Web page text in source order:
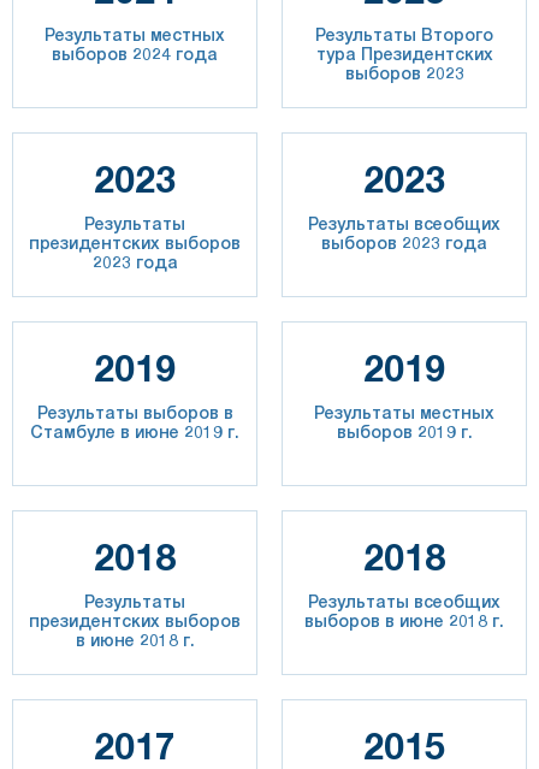
Результаты местных
выборов 2024 года
Результаты Второго
тура Президентских
выборов 2023
2023
Результаты
президентских выборов
2023 года
2023
Результаты всеобщих
выборов 2023 года
2019
Результаты выборов в
Стамбуле в июне 2019 г.
2019
Результаты местных
выборов 2019 г.
2018
Результаты
президентских выборов
в июне 2018 г.
2018
Результаты всеобщих
выборов в июне 2018 г.
2017 2015